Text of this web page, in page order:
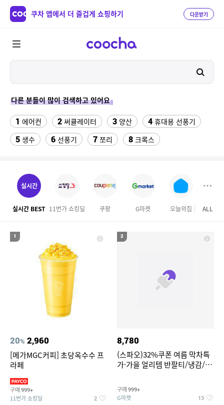
쿠차 앱에서 더 즐겁게 쇼핑하기 다운받기
다른 분들이 많이 검색하고 있어요
1 에어컨 2 써큘레이터 3 양산 4 휴대용 선풍기
5 생수 6 선풍기 7 쪼리 8 크록스
11 갤럭시 자급제
13 나노 게르마늄 의료기 침대 15 HDD 10B
16 아레나 구명조끼 갤럭시탭 s6lite 젤리키보드케이스
삼성갤럭시북프로, 32gb, win11포함
다이소 충전 단자 보호캡
ALL
실시간
실시간 BEST 11번가 쇼킹딜 쿠팡 G마켓 오늘의집 하이
1
20% 2,960
[메가MGC커피] 초당옥수수 프
라페
구매 999+
11번가 쇼킹딜 2
2
8,780
(스파오)32%쿠폰 여름 막차특
가·가을 얼리템 반팔티/냉감/반
건 외 ~74%OFF
구매 999+
G마켓 13